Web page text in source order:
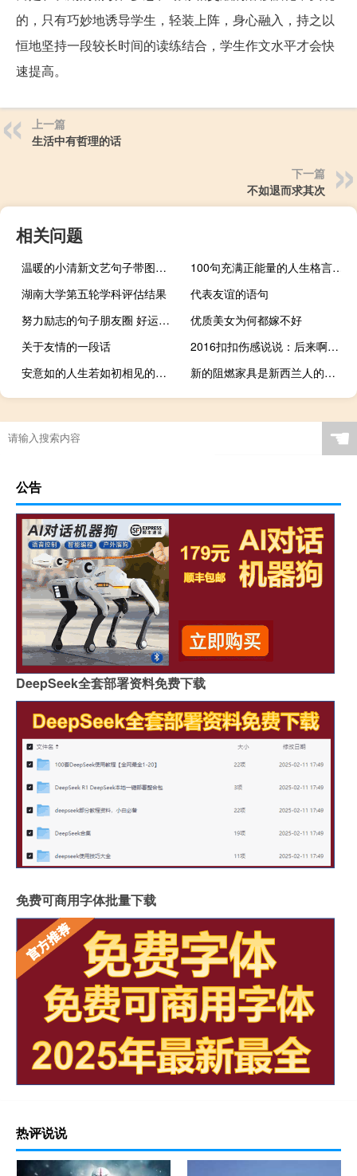
的，只有巧妙地诱导学生，轻装上阵，身心融入，持之以
恒地坚持一段较长时间的读练结合，学生作文水平才会快
速提高。
上一篇
生活中有哲理的话
下一篇
不如退而求其次
相关问题
温暖的小清新文艺句子带图片 想把自己的全世界都给你
100句充满正能量的人生格言名言
湖南大学第五轮学科评估结果
代表友谊的语句
努力励志的句子朋友圈 好运会伴随着努力一并到来
优质美女为何都嫁不好
关于友情的一段话
2016扣扣伤感说说：后来啊，说过的话可以不算，爱过的人可以再换
安意如的人生若如初相见的经典语录
新的阻燃家具是新西兰人的必需品
☚
公告
DeepSeek全套部署资料免费下载
免费可商用字体批量下载
热评说说